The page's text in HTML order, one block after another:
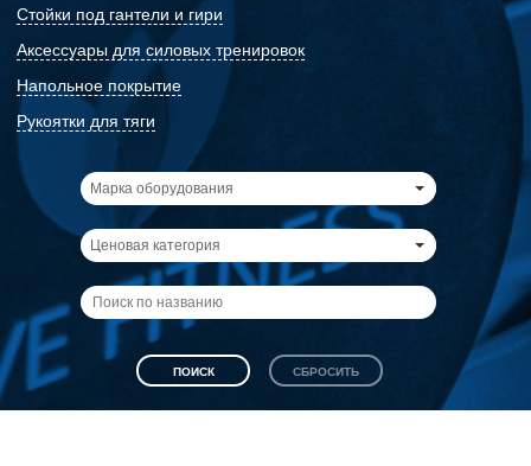
Стойки под гантели и гири
Аксессуары для силовых тренировок
Напольное покрытие
Рукоятки для тяги
Марка оборудования
Ценовая категория